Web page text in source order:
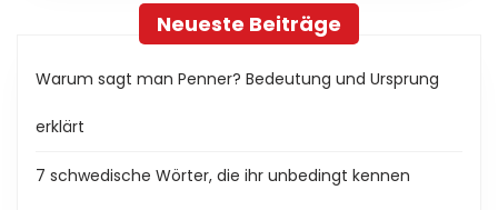
Neueste Beiträge
Warum sagt man Penner? Bedeutung und Ursprung
erklärt
7 schwedische Wörter, die ihr unbedingt kennen